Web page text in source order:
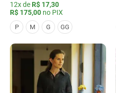
12x de R$ 17,30
R$ 175,00 no PIX
P M G GG